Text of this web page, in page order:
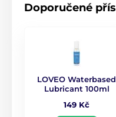
Doporučené
LOVEO Waterbased
Lubricant 100ml
149 Kč